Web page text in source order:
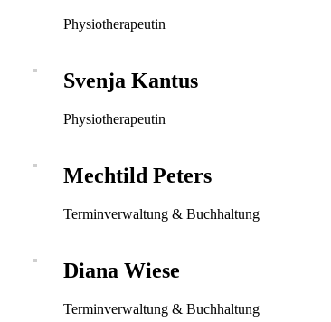
Physiotherapeutin
Svenja Kantus
Physiotherapeutin
Mechtild Peters
Terminverwaltung & Buchhaltung
Diana Wiese
Terminverwaltung & Buchhaltung